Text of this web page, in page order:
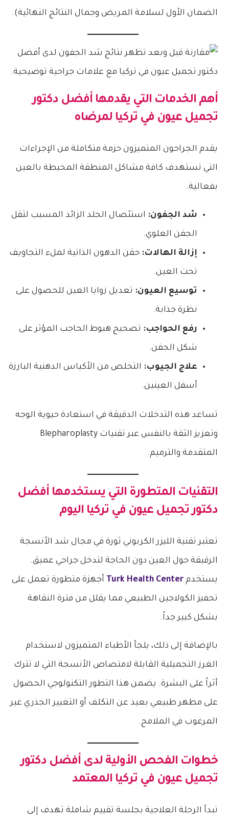
الضمان الأول لسلامة المريض وجمال النتائج النهائية).
أهم الخدمات التي يقدمها أفضل دكتور
تجميل عيون في تركيا لمرضاه
يقدم الجراحون المتميزون حزمة متكاملة من الإجراءات
التي تستهدف كافة مشاكل المنطقة المحيطة بالعين
بفعالية.
شد الجفون: استئصال الجلد الزائد المسبب لثقل
الجفن العلوي.
إزالة الهالات: حقن الدهون الذاتية لملء التجاويف
تحت العين.
توسيع العيون: تعديل زوايا العين للحصول على
نظرة جذابة.
رفع الحواجب: تصحيح هبوط الحاجب المؤثر على
شكل الجفن.
علاج الجيوب: التخلص من الأكياس الدهنية البارزة
أسفل العينين.
تساعد هذه التدخلات الدقيقة في استعادة حيوية الوجه
وتعزيز الثقة بالنفس عبر تقنيات Blepharoplasty
المتقدمة والترميم.
التقنيات المتطورة التي يستخدمها أفضل
دكتور تجميل عيون في تركيا اليوم
تعتبر تقنية الليزر الكربوني ثورة في مجال شد الأنسجة
الرقيقة حول العين دون الحاجة لتدخل جراحي عميق.
يستخدمTurk Health Center أجهزة متطورة تعمل على
تحفيز الكولاجين الطبيعي مما يقلل من فترة النقاهة
بشكل كبير جداً.
بالإضافة إلى ذلك، يلجأ الأطباء المتميزون لاستخدام
الغرز التجميلية القابلة لامتصاص الأنسجة التي لا تترك
أثراً على البشرة. يضمن هذا التطور التكنولوجي الحصول
على مظهر طبيعي بعيد عن التكلف أو التغيير الجذري غير
المرغوب في الملامح.
خطوات الفحص الأولية لدى أفضل دكتور
تجميل عيون في تركيا المعتمد
تبدأ الرحلة العلاجية بجلسة تقييم شاملة تهدف إلى